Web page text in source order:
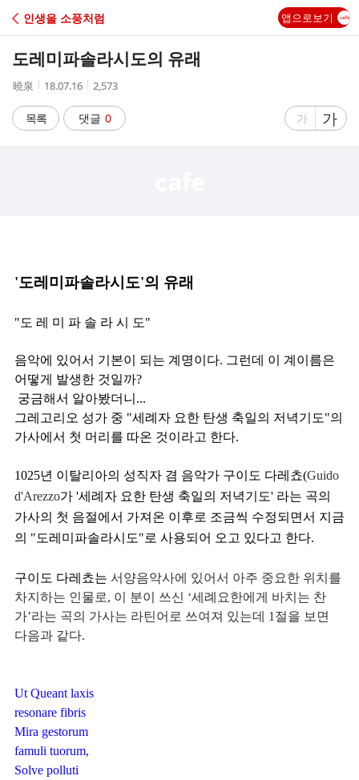
C
인생을 소풍처럼 앱으로보기
도레미파솔라시도의 유래
작
자
曉泉
작
시
간
18.07.16
조
수
2,573
목록 댓글 0
글
가
글
자
가
'도레미파솔라시도'의 유래
"도 레 미 파 솔 라 시 도"
음악에 있어서 기본이 되는 계명이다. 그런데 이 계이름은
어떻게 발생한 것일까?
궁금해서 알아봤더니...
그레고리오 성가 중 "세례자 요한 탄생 축일의 저녁기도"의
가사에서 첫 머리를 따온 것이라고 한다.
1025년 이탈리아의 성직자 겸 음악가 구이도 다레쵸(Guido
d'Arezzo가 '세례자 요한 탄생 축일의 저녁기도' 라는 곡의
가사의 첫 음절에서 가져온 이후로 조금씩 수정되면서 지금
의 "도레미파솔라시도"로 사용되어 오고 있다고 한다.
구이도 다레쵸는 서양음악사에 있어서 아주 중요한 위치를
차지하는 인물로, 이 분이 쓰신 ‘세례요한에게 바치는 찬
가’라는 곡의 가사는 라틴어로 쓰여져 있는데 1절을 보면
다음과 같다.
Ut Queant laxis
resonare fibris
Mira gestorum
famuli tuorum,
Solve polluti